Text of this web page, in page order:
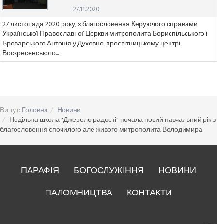
27.11.2020
27 листопада 2020 року, з благословення Керуючого справами
Української Православної Церкви митрополита Бориспільського і
Броварського Антонія у Духовно-просвітницькому центрі
Воскресенського...
Ви тут: Головна
Новини
Недільна школа "Джерело радості" почала новий навчальний рік з
благословення спочилого але живого митрополита Володимира
ПАРАФІЯ БОГОСЛУЖІННЯ
НОВИНИ
ПАЛОМНИЦТВА
КОНТАКТИ